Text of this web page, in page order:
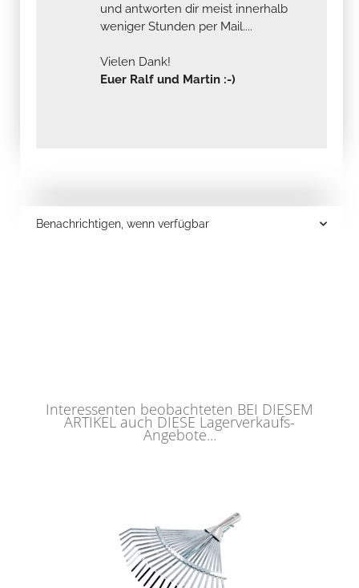
und antworten dir meist innerhalb
weniger Stunden per Mail....
Vielen Dank!
Euer Ralf und Martin :-)
Benachrichtigen, wenn verfügbar
Interessenten beobachteten BEI DIESEM
ARTIKEL auch DIESE Lagerverkaufs-
Angebote...